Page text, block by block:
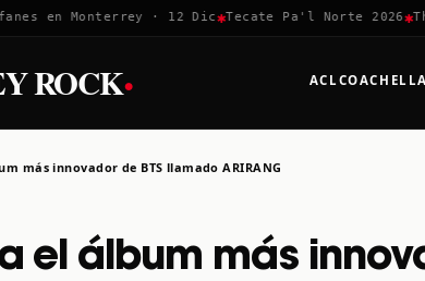
en Monterrey · 12 Dic ✱Tecate Pa'l Norte 2026✱The
ROCK· ACLCOACHELLA
más innovador de BTS llamado ARIRANG
el álbum más